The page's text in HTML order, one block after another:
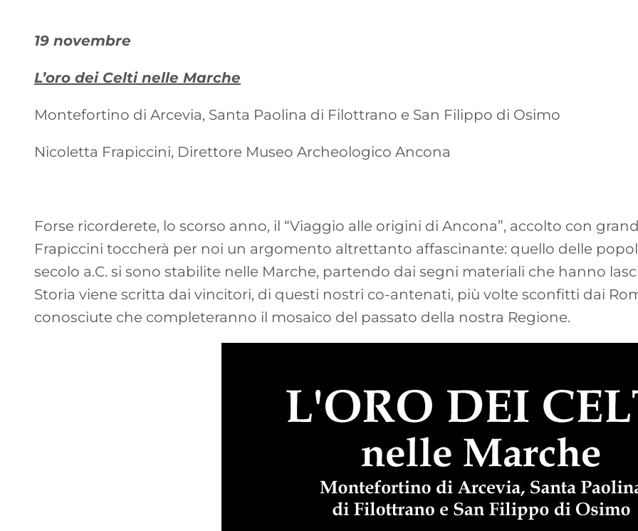
19 novembre
L’oro dei Celti nelle Marche
Montefortino di Arcevia, Santa Paolina di Filottrano e San Filippo di Osimo
Nicoletta Frapiccini, Direttore Museo Archeologico Ancona
Forse ricorderete, lo scorso anno, il “Viaggio alle origini di Ancona”, accolto con
Frapiccini toccherà per noi un argomento altrettanto affascinante: quello delle
secolo a.C. si sono stabilite nelle Marche, partendo dai segni materiali che hanno
Storia viene scritta dai vincitori, di questi nostri co-antenati, più volte sconfitti dai
conosciute che completeranno il mosaico del passato della nostra Regione.